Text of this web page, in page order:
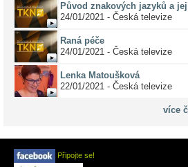
Původ znakových jazyků a
24/01/2021 - Česká televize
Raná péče
24/01/2021 - Česká televize
Lenka Matoušková
22/01/2021 - Česká televize
více
Připojte se!